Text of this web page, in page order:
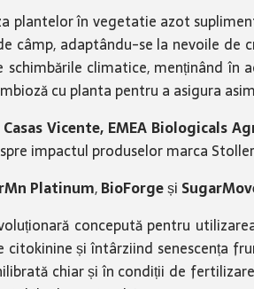
plantelor în vegetatie azot
adaptându-se la nevoile
climatice, menținând în
cu planta pentru a asigura
Vicente, EMEA Biologicals
impactul produselor marca
Platinum,BioForgeși
concepută pentru
și întârziind senescența
chiar și în condiții de